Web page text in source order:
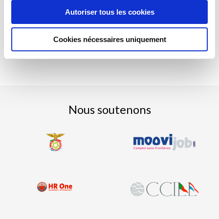
Autoriser tous les cookies
Cookies nécessaires uniquement
Nous soutenons